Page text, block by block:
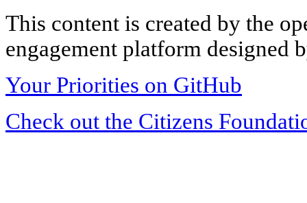
This content is created by the
engagement platform designed
Your Priorities on GitHub
Check out the Citizens